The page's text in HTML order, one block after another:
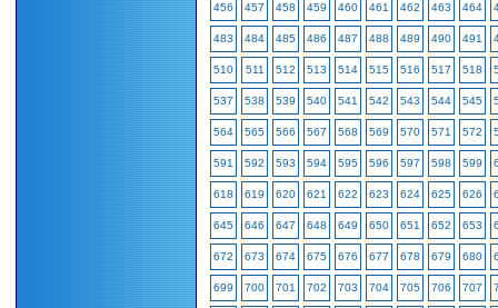
456 457 458 459 460 461 462 463 464
483 484 485 486 487 488 489 490 491
510 511 512 513 514 515 516 517 518
537 538 539 540 541 542 543 544 545
564 565 566 567 568 569 570 571 572
591 592 593 594 595 596 597 598 599
618 619 620 621 622 623 624 625 626
645 646 647 648 649 650 651 652 653
672 673 674 675 676 677 678 679 680
699 700 701 702 703 704 705 706 707